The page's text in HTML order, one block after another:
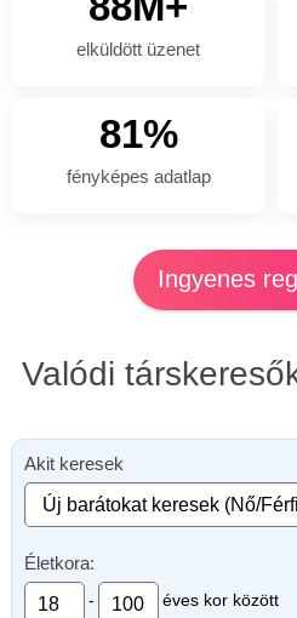
elküldött üzenet
81%
fényképes adatlap
Ingyenes
Valódi
Akit keresek
Életkora:
- éves kor között